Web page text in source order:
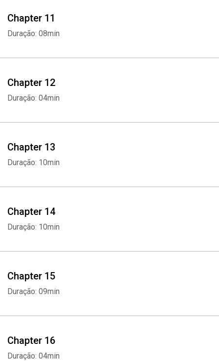
Chapter 11
Duração: 08min
Chapter 12
Duração: 04min
Chapter 13
Duração: 10min
Chapter 14
Duração: 10min
Chapter 15
Duração: 09min
Chapter 16
Duração: 04min